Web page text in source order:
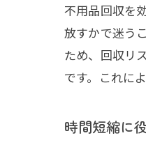
不用品回収を
放すかで迷う
ため、回収リ
です。これに
時間短縮に